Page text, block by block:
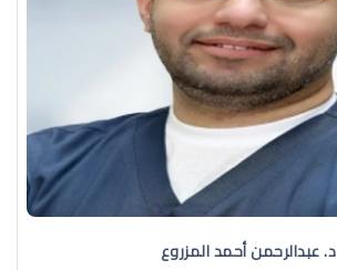
د. عبدالرحمن أحمد المزروع